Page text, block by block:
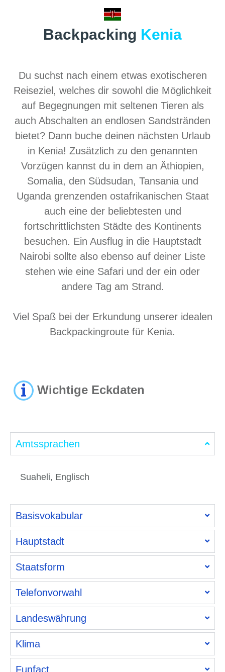
Backpacking Kenia
Du suchst nach einem etwas exotischeren
Reiseziel, welches dir sowohl die Möglichkeit
auf Begegnungen mit seltenen Tieren als
auch Abschalten an endlosen Sandstränden
bietet? Dann buche deinen nächsten Urlaub
in Kenia! Zusätzlich zu den genannten
Vorzügen kannst du in dem an Äthiopien,
Somalia, den Südsudan, Tansania und
Uganda grenzenden ostafrikanischen Staat
auch eine der beliebtesten und
fortschrittlichsten Städte des Kontinents
besuchen. Ein Ausflug in die Hauptstadt
Nairobi sollte also ebenso auf deiner Liste
stehen wie eine Safari und der ein oder
andere Tag am Strand.
Viel Spaß bei der Erkundung unserer idealen
Backpackingroute für Kenia.
Wichtige Eckdaten
Amtssprachen
Suaheli, Englisch
Basisvokabular
Hauptstadt
Staatsform
Telefonvorwahl
Landeswährung
Klima
Funfact